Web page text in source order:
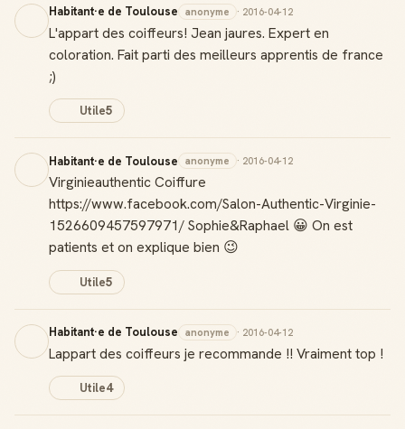
Habitant·e de Toulouse anonyme · 2016-04-12
L'appart des coiffeurs! Jean jaures. Expert en
coloration. Fait parti des meilleurs apprentis de france
;)
Utile5
Habitant·e de Toulouse anonyme · 2016-04-12
Virginieauthentic Coiffure
https://www.facebook.com/Salon-Authentic-Virginie-
1526609457597971/ Sophie&Raphael 😀 On est
patients et on explique bien 😉
Utile5
Habitant·e de Toulouse anonyme · 2016-04-12
Lappart des coiffeurs je recommande !! Vraiment top !
Utile4